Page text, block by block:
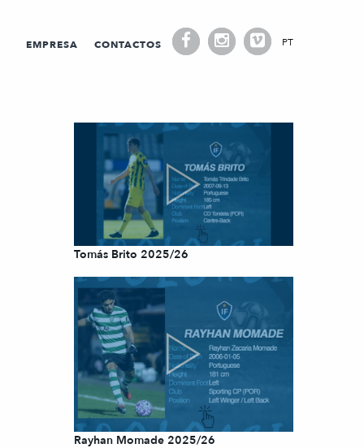
EMPRESA CONTACTOS PT
Tomás Brito 2025/26
Rayhan Momade 2025/26